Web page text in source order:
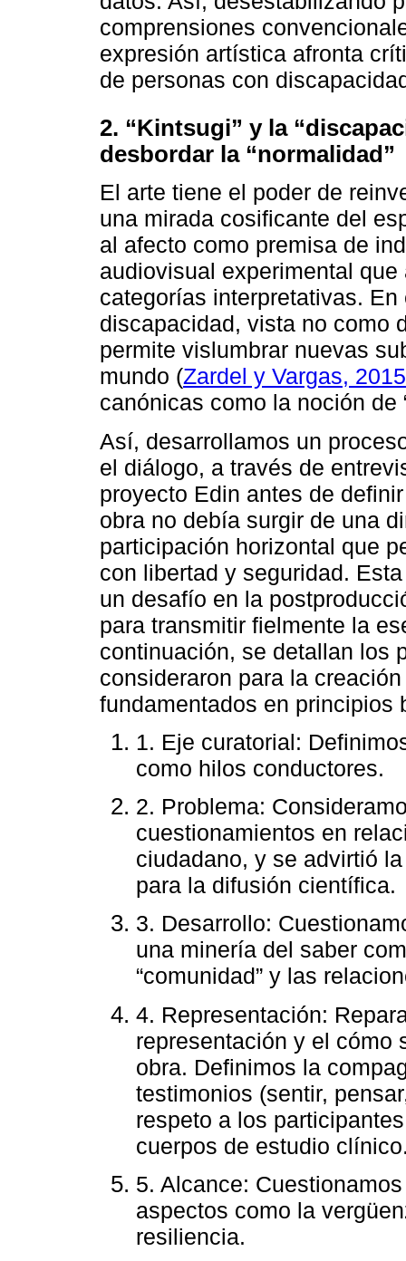
comprensiones
expresión artística afronta
de personas con
2. “Kintsugi” y la
desbordar la “normalidad”
El arte tiene el poder de
una mirada cosificante del
al afecto como premisa de
audiovisual experimental
categorías interpretativas.
discapacidad, vista no como
permite vislumbrar nuevas
mundo (Zardel y Vargas, 2015
canónicas como la noción de
Así, desarrollamos un
el diálogo, a través de
proyecto Edin antes de
obra no debía surgir de una
participación horizontal que
con libertad y seguridad.
un desafío en la
para transmitir fielmente la
continuación, se detallan los
consideraron para la
fundamentados en principios
1. Eje curatorial:
como hilos conductores.
2. Problema:
cuestionamientos en
ciudadano, y se advirtió
para la difusión científica.
3. Desarrollo:
una minería del saber
“comunidad” y las
4. Representación:
representación y el cómo
obra. Definimos la
testimonios (sentir,
respeto a los
cuerpos de estudio
5. Alcance:
aspectos como la
resiliencia.